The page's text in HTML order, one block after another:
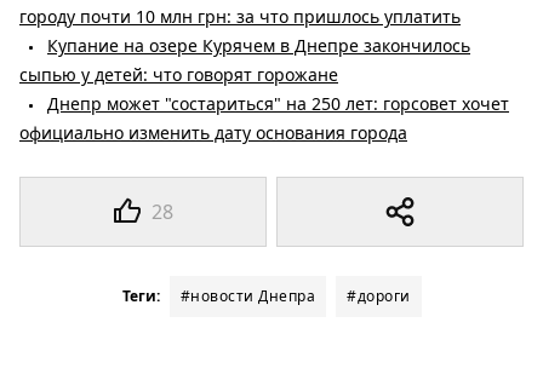
28
городу почти 10 млн грн: за что пришлось уплатить
Купание на озере Курячем в Днепре закончилось
сыпью у детей: что говорят горожане
Днепр может "состариться" на 250 лет: горсовет хочет
официально изменить дату основания города
Теги: #новости Днепра #дороги